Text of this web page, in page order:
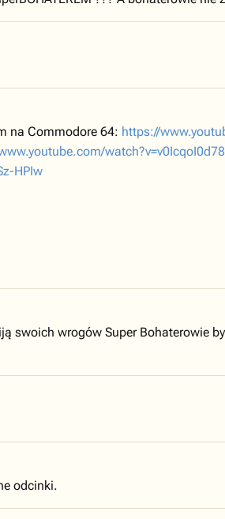
na Commodore 64: https://
watch?v=v0IcqoI0d78
HPIw
swoich wrogów Super Bohaterowie
odcinki.